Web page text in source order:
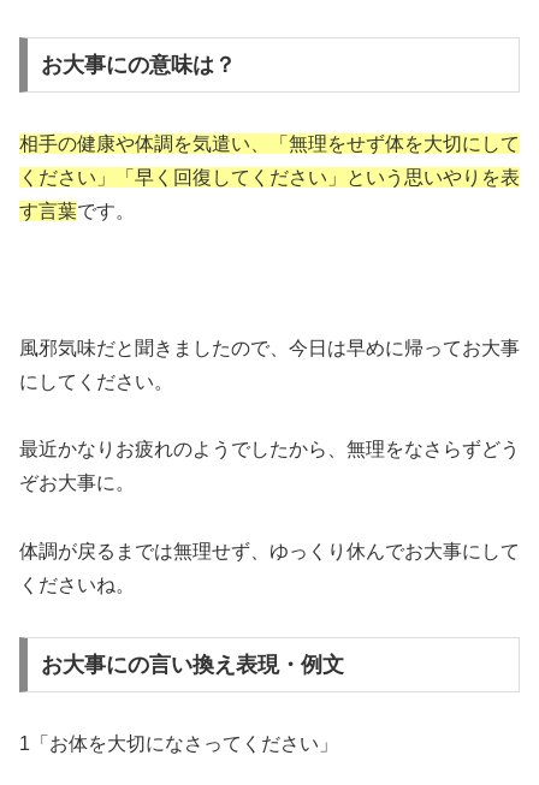
お大事にの意味は？
相手の健康や体調を気遣い、「無理をせず体を大切にして
ください」「早く回復してください」という思いやりを表
す言葉です。
風邪気味だと聞きましたので、今日は早めに帰ってお大事
にしてください。
最近かなりお疲れのようでしたから、無理をなさらずどう
ぞお大事に。
体調が戻るまでは無理せず、ゆっくり休んでお大事にして
くださいね。
お大事にの言い換え表現・例文
1「お体を大切になさってください」